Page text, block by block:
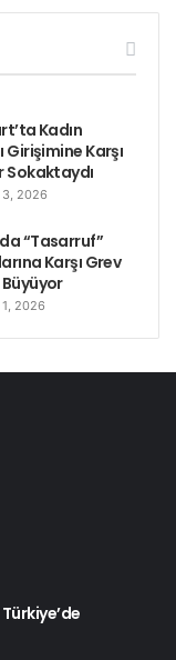
Kadın
Girişimine Karşı
Sokaktaydı
2026
“Tasarruf”
Karşı Grev
2026